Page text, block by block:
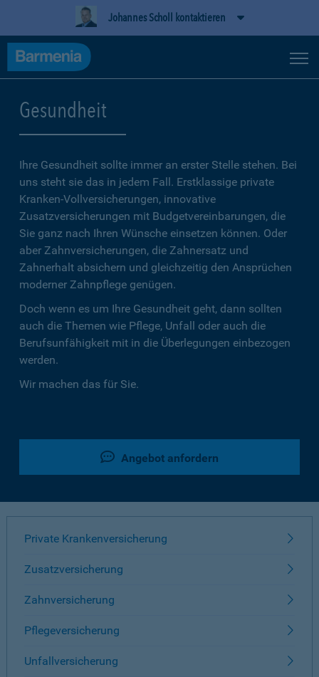
Johannes Scholl kontaktieren
Gesundheit
Ihre Gesundheit sollte immer an erster Stelle stehen. Bei
uns steht sie das in jedem Fall. Erstklassige private
Kranken-Vollversicherungen, innovative
Zusatzversicherungen mit Budgetvereinbarungen, die
Sie ganz nach Ihren Wünsche einsetzen können. Oder
aber Zahnversicherungen, die Zahnersatz und
Zahnerhalt absichern und gleichzeitig den Ansprüchen
moderner Zahnpflege genügen.
Doch wenn es um Ihre Gesundheit geht, dann sollten
auch die Themen wie Pflege, Unfall oder auch die
Berufsunfähigkeit mit in die Überlegungen einbezogen
werden.
Wir machen das für Sie.
Angebot anfordern
Private Krankenversicherung
Zusatzversicherung
Zahnversicherung
Pflegeversicherung
Unfallversicherung